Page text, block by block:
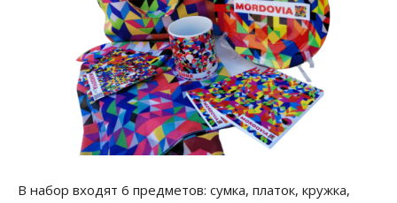
В набор входят 6 предметов: сумка, платок, кружка,